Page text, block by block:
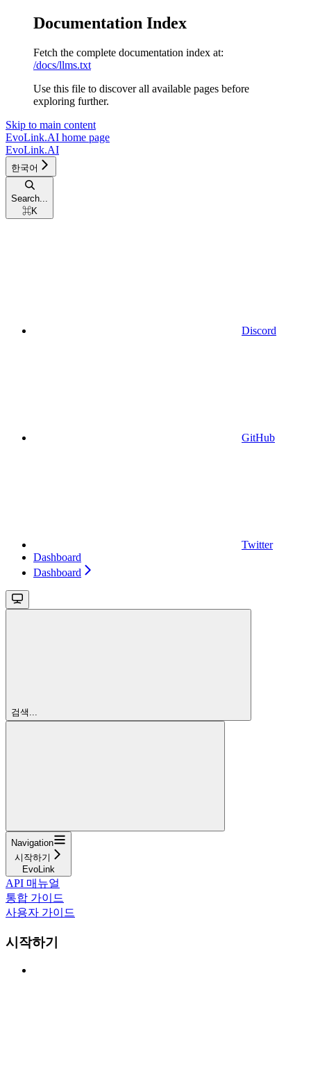
Documentation Index
Fetch the complete documentation index at:
/docs/llms.txt
Use this file to discover all available pages before
exploring further.
Skip to main content
EvoLink.AI home page
EvoLink.AI
한국어
Search...
⌘K
Discord
GitHub
Twitter
Dashboard
Dashboard
검색...
Navigation
시작하기
EvoLink
API 매뉴얼
통합 가이드
사용자 가이드
시작하기